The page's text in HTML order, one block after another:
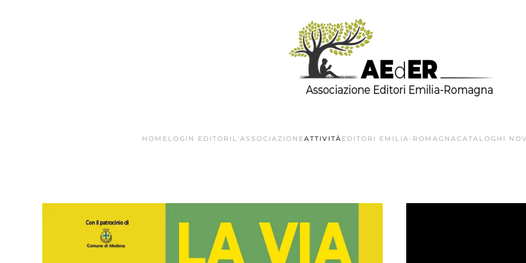
HOME LOGIN EDITORI L'ASSOCIAZIONEATTIVITÀ EDITORI EMILIA-ROMAGNACATALOGHI